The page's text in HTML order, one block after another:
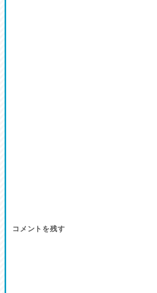
コメントを残す